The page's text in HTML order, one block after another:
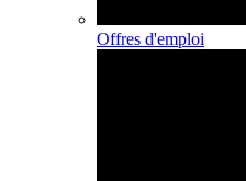
Offres d'emploi